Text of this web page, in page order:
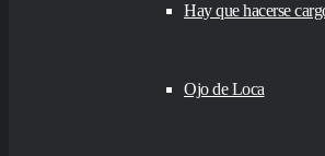
Hay que hacerse
Ojo de Loca